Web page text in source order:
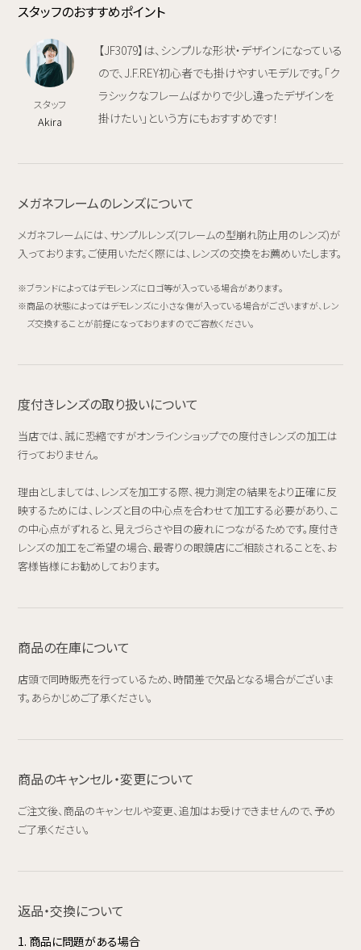
スタッフのおすすめポイント
スタッフ
Akira
【JF3079】は、シンプルな形状・デザインになっている
ので、J.F.REY初心者でも掛けやすいモデルです。「ク
ラシックなフレームばかりで少し違ったデザインを
掛けたい」という方にもおすすめです！
メガネフレームのレンズについて
メガネフレームには、サンプルレンズ(フレームの型崩れ防止用のレンズ)が
入っております。ご使用いただく際には、レンズの交換をお薦めいたします。
ブランドによってはデモレンズにロゴ等が入っている場合があります。
商品の状態によってはデモレンズに小さな傷が入っている場合がございますが、レン
ズ交換することが前提になっておりますのでご容赦ください。
度付きレンズの取り扱いについて
当店では、誠に恐縮ですがオンラインショップでの度付きレンズの加工は
行っておりません。
理由としましては、レンズを加工する際、視力測定の結果をより正確に反
映するためには、レンズと目の中心点を合わせて加工する必要があり、こ
の中心点がずれると、見えづらさや目の疲れにつながるためです。度付き
レンズの加工をご希望の場合、最寄りの眼鏡店にご相談されることを、お
客様皆様にお勧めしております。
商品の在庫について
店頭で同時販売を行っているため、時間差で欠品となる場合がございま
す。あらかじめご了承ください。
商品のキャンセル・変更について
ご注文後、商品のキャンセルや変更、追加はお受けできませんので、予め
ご了承ください。
返品・交換について
1. 商品に問題がある場合